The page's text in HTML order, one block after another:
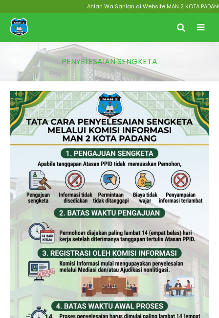
Ahlan Wa Sahlan di Website MAN 2 KOTA
PENYELESAIAN SENGKETA